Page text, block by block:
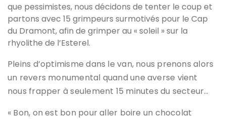
que pessimistes, nous décidons de tenter le coup et
partons avec 15 grimpeurs surmotivés pour le Cap
du Dramont, afin de grimper au « soleil » sur la
rhyolithe de l’Esterel.
Pleins d’optimisme dans le van, nous prenons alors
un revers monumental quand une averse vient
nous frapper à seulement 15 minutes du secteur…
« Bon, on est bon pour aller boire un chocolat